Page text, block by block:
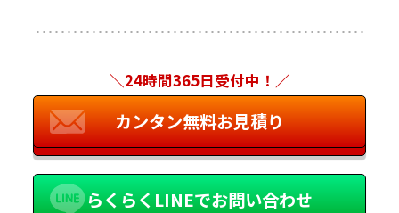
＼24時間365日受付中！／
カンタン無料お見積り
らくらくLINEでお問い合わせ